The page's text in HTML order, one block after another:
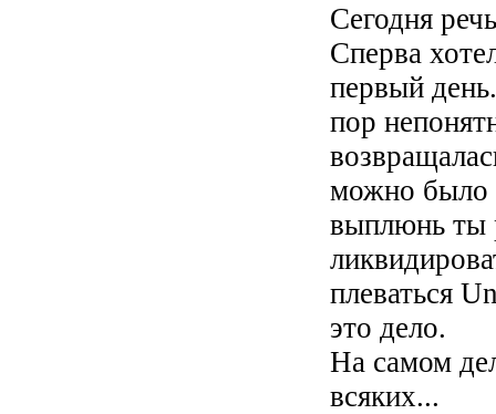
Сегодня
Сперва
первый
пор
можно было
выплюнь ты
плеваться
это дело.
На самом
всяких...